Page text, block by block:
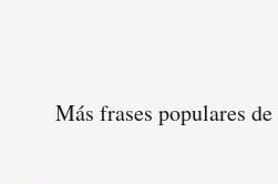
Más frases populares